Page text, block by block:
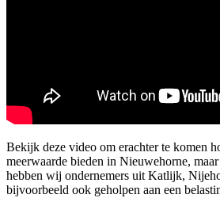
Bekijk deze video om erachter te komen
meerwaarde bieden in Nieuwehorne,
hebben wij ondernemers uit Katlijk,
bijvoorbeeld ook geholpen aan een